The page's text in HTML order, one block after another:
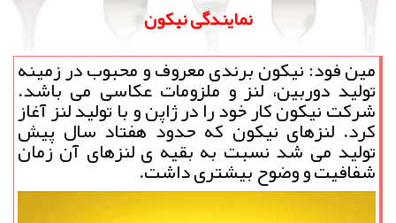
نمایندگی نیكون
مین فود: نیكون برندی معروف و محبوب در زمینه
تولید دوربین، لنز و ملزومات عكاسی می باشد.
شركت نیكون كار خود را در ژاپن و با تولید لنز آغاز
كرد. لنزهای نیكون كه حدود هفتاد سال پیش
تولید می شد نسبت به بقیه ی لنزهای آن زمان
شفافیت و وضوح بیشتری داشت.